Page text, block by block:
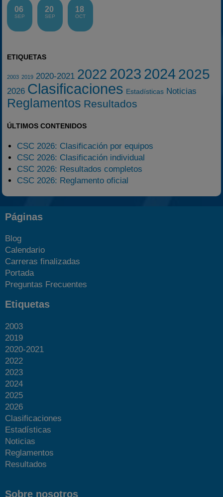
06
SEP
20
SEP
18
OCT
ETIQUETAS
2003 2019 2020-2021 2022 2023 20242025
2026 Clasificaciones Estadísticas Noticias
Reglamentos Resultados
ÚLTIMOS CONTENIDOS
CSC 2026: Clasificación por equipos
CSC 2026: Clasificación individual
CSC 2026: Resultados completos
CSC 2026: Reglamento oficial
Páginas
Blog
Calendario
Carreras finalizadas
Portada
Preguntas Frecuentes
Etiquetas
2003
2019
2020-2021
2022
2023
2024
2025
2026
Clasificaciones
Estadísticas
Noticias
Reglamentos
Resultados
Sobre nosotros